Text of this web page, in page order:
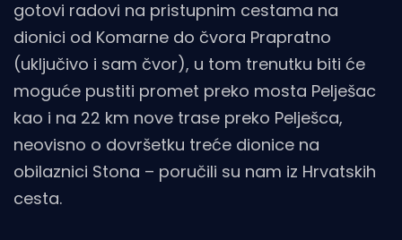
gotovi radovi na pristupnim cestama na
dionici od Komarne do čvora Prapratno
(uključivo i sam čvor), u tom trenutku biti će
moguće pustiti promet preko mosta Pelješac
kao i na 22 km nove trase preko Pelješca,
neovisno o dovršetku treće dionice na
obilaznici Stona – poručili su nam iz Hrvatskih
cesta.